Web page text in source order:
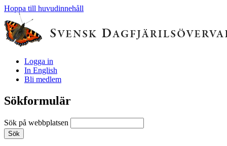
Hoppa till huvudinnehåll
Logga in
In English
Bli medlem
Sökformulär
Sök på webbplatsen